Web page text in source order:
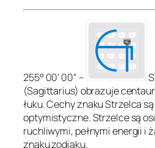
255° 00’ 00” –
(Sagittarius) obrazuje
łuku. Cechy znaku Strzelca
optymistyczne. Strzelce są
ruchliwymi, pełnymi energii i
znaku zodiaku.